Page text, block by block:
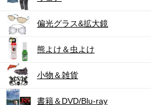
偏光グラス&拡大鏡
熊よけ＆虫よけ
小物＆雑貨
書籍＆DVD/Blu-ray